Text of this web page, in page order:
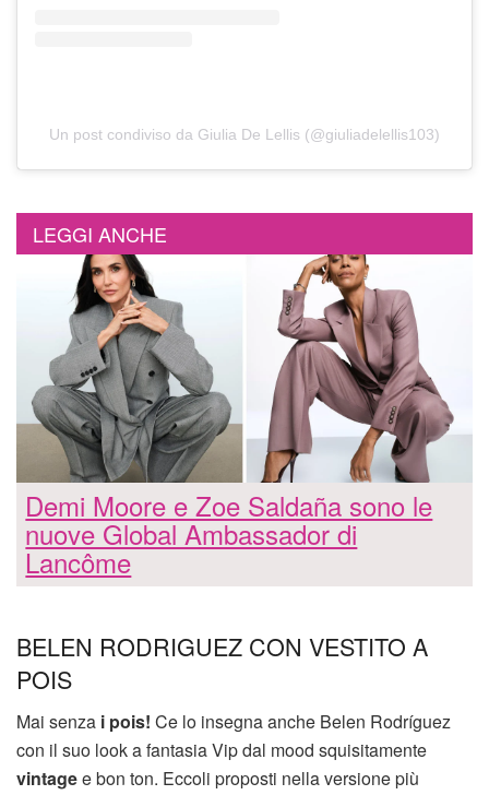
Un post condiviso da Giulia De Lellis (@giuliadelellis103)
LEGGI ANCHE
Demi Moore e Zoe Saldaña sono le
nuove Global Ambassador di
Lancôme
BELEN RODRIGUEZ CON VESTITO A
POIS
Mai senza i pois! Ce lo insegna anche Belen Rodríguez
con il suo look a fantasia Vip dal mood squisitamente
vintagee bon ton. Eccoli proposti nella versione più